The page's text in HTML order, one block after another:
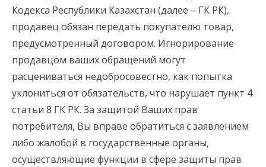
Кодекса Республики Казахстан (далее – ГК РК),
продавец обязан передать покупателю товар,
предусмотренный договором. Игнорирование
продавцом ваших обращений могут
расцениваться недобросовестно, как попытка
уклониться от обязательств, что нарушает пункт 4
статьи 8 ГК РК. За защитой Ваших прав
потребителя, Вы вправе обратиться с заявлением
либо жалобой в государственные органы,
осуществляющие функции в сфере защиты прав